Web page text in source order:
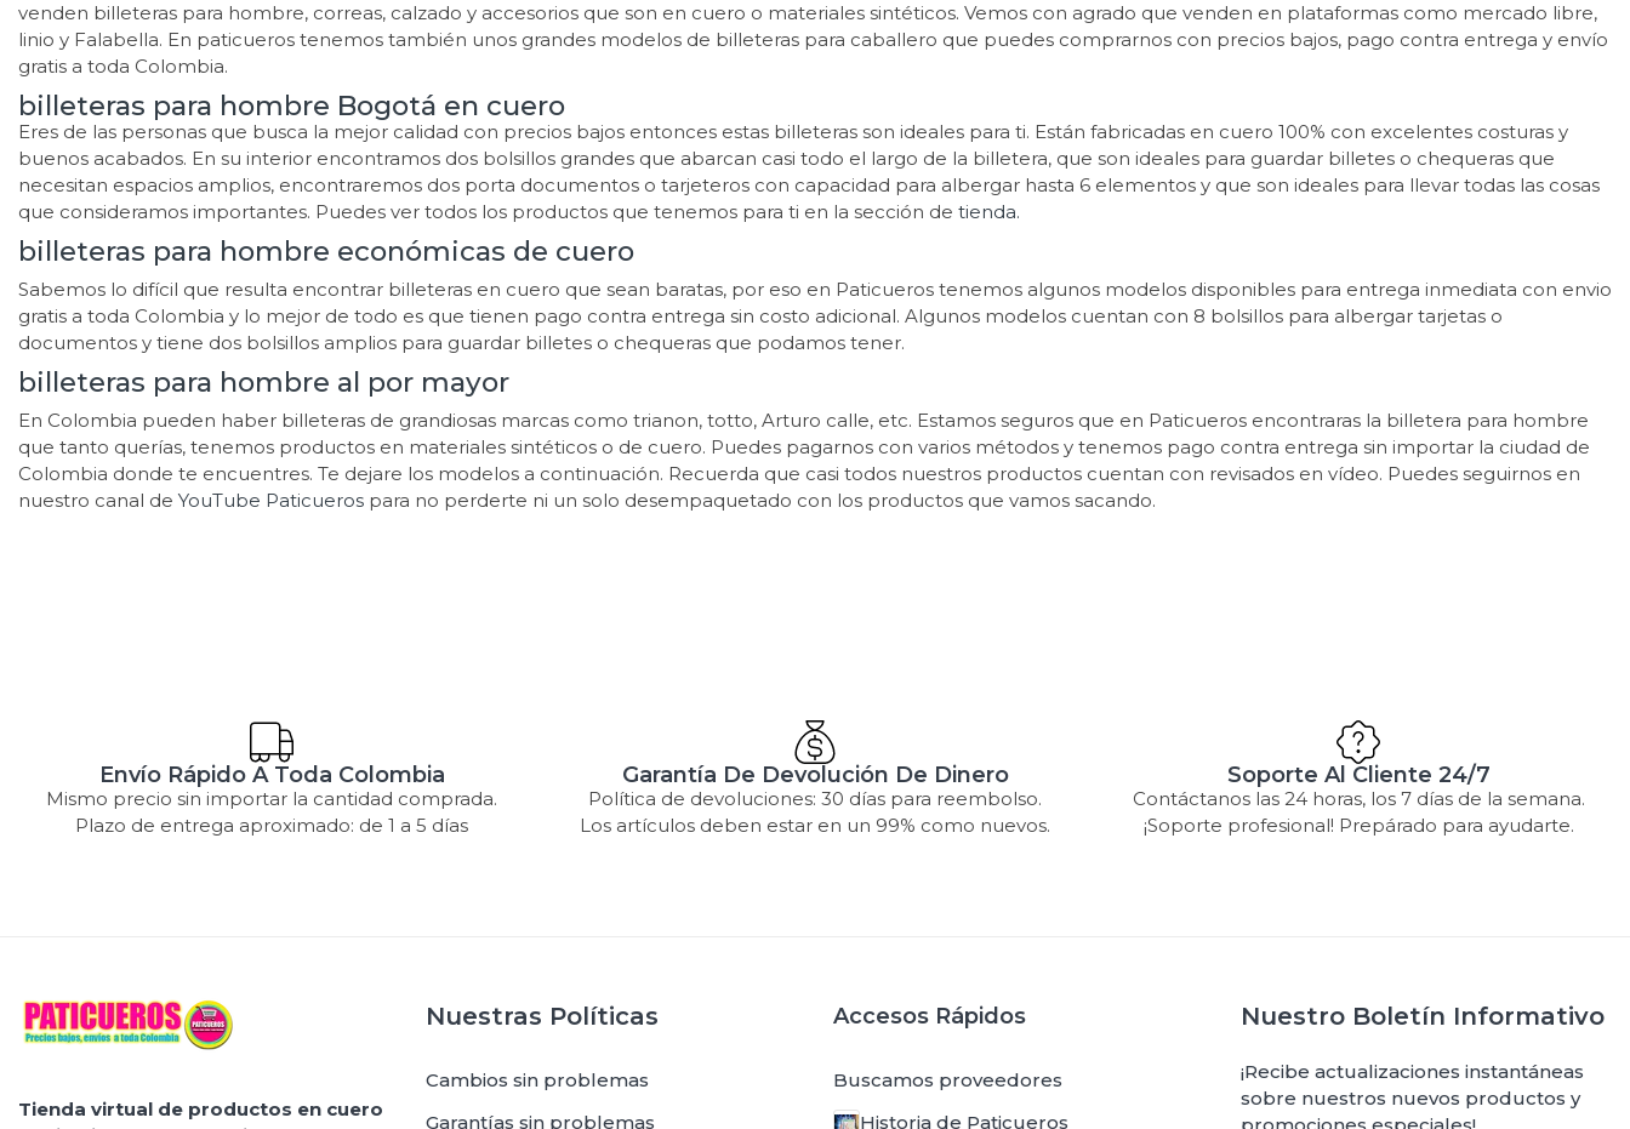
venden billeteras para hombre, correas, calzado y accesorios que son en cuero o materiales sintéticos. Vemos con agrado que venden en plataformas como mercado libre,
linio y Falabella. En paticueros tenemos también unos grandes modelos de billeteras para caballero que puedes comprarnos con precios bajos, pago contra entrega y envío
gratis a toda Colombia.
billeteras para hombre Bogotá en cuero
Eres de las personas que busca la mejor calidad con precios bajos entonces estas billeteras son ideales para ti. Están fabricadas en cuero 100% con excelentes costuras y
buenos acabados. En su interior encontramos dos bolsillos grandes que abarcan casi todo el largo de la billetera, que son ideales para guardar billetes o chequeras que
necesitan espacios amplios, encontraremos dos porta documentos o tarjeteros con capacidad para albergar hasta 6 elementos y que son ideales para llevar todas las cosas
que consideramos importantes. Puedes ver todos los productos que tenemos para ti en la sección de tienda.
billeteras para hombre económicas de cuero
Sabemos lo difícil que resulta encontrar billeteras en cuero que sean baratas, por eso en Paticueros tenemos algunos modelos disponibles para entrega inmediata con envio
gratis a toda Colombia y lo mejor de todo es que tienen pago contra entrega sin costo adicional. Algunos modelos cuentan con 8 bolsillos para albergar tarjetas o
documentos y tiene dos bolsillos amplios para guardar billetes o chequeras que podamos tener.
billeteras para hombre al por mayor
En Colombia pueden haber billeteras de grandiosas marcas como trianon, totto, Arturo calle, etc. Estamos seguros que en Paticueros encontraras la billetera para hombre
que tanto querías, tenemos productos en materiales sintéticos o de cuero. Puedes pagarnos con varios métodos y tenemos pago contra entrega sin importar la ciudad de
Colombia donde te encuentres. Te dejare los modelos a continuación. Recuerda que casi todos nuestros productos cuentan con revisados en vídeo. Puedes seguirnos en
nuestro canal de YouTube Paticueros para no perderte ni un solo desempaquetado con los productos que vamos sacando.
Envío Rápido A Toda Colombia
Mismo precio sin importar la cantidad comprada.
Plazo de entrega aproximado: de 1 a 5 días
Garantía De Devolución De Dinero
Política de devoluciones: 30 días para reembolso.
Los artículos deben estar en un 99% como nuevos.
Soporte Al Cliente 24/7
Contáctanos las 24 horas, los 7 días de la semana.
¡Soporte profesional! Prepárado para ayudarte.
Tienda virtual de productos en cuero
Nuestras Políticas
Cambios sin problemas
Garantías sin problemas
Accesos Rápidos
Buscamos proveedores
Historia de Paticueros
Nuestro Boletín Informativo
¡Recibe actualizaciones instantáneas
sobre nuestros nuevos productos y